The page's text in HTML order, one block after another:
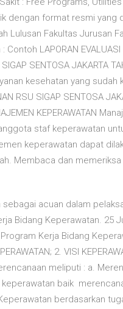
dengan format resmi yang
Lulusan Fakultas Jurusan
LAPORAN EVALUASI
SENTOSA JAKARTA
kesehatan yang sudah
RSU SIGAP SENTOSA
KEPERAWATAN
staf keperawatan
keperawatan dapat
Membaca dan
acuan dalam
Bidang Keperawatan. 25
Program Kerja Bidang
2. VISI
meliputi : a.
baik
berdasarkan